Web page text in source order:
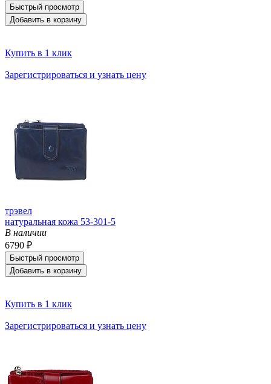
Быстрый просмотр
Добавить в корзину
Купить в 1 клик
Зарегистрироваться и узнать цену
трэвел
натуральная кожа 53-301-5
В наличии
6790 ₽
Быстрый просмотр
Добавить в корзину
Купить в 1 клик
Зарегистрироваться и узнать цену